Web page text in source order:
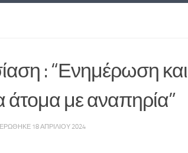
: “Ενημέρωση και
άτομα με αναπηρία”
18 ΑΠΡΙΛΊΟΥ 2024